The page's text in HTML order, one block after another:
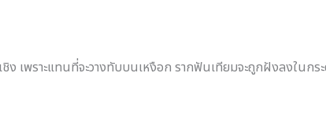
เพราะแทนที่จะวางทับบนเหงือก รากฟันเทียมจะถูกฝังลงในกร